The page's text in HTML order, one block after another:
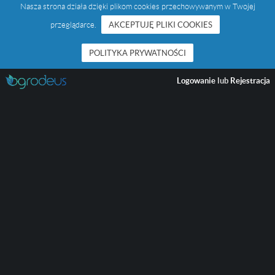
Nasza strona działa dzięki plikom cookies przechowywanym w Twojej
przeglądarce.
AKCEPTUJĘ PLIKI COOKIES
POLITYKA PRYWATNOŚCI
Logowanie lub Rejestracja